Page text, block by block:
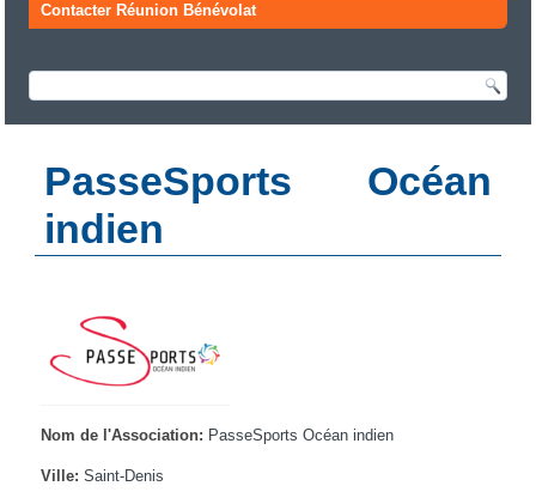
Contacter Réunion Bénévolat
PasseSports Océan
indien
Nom de l'Association: PasseSports Océan indien
Ville: Saint-Denis